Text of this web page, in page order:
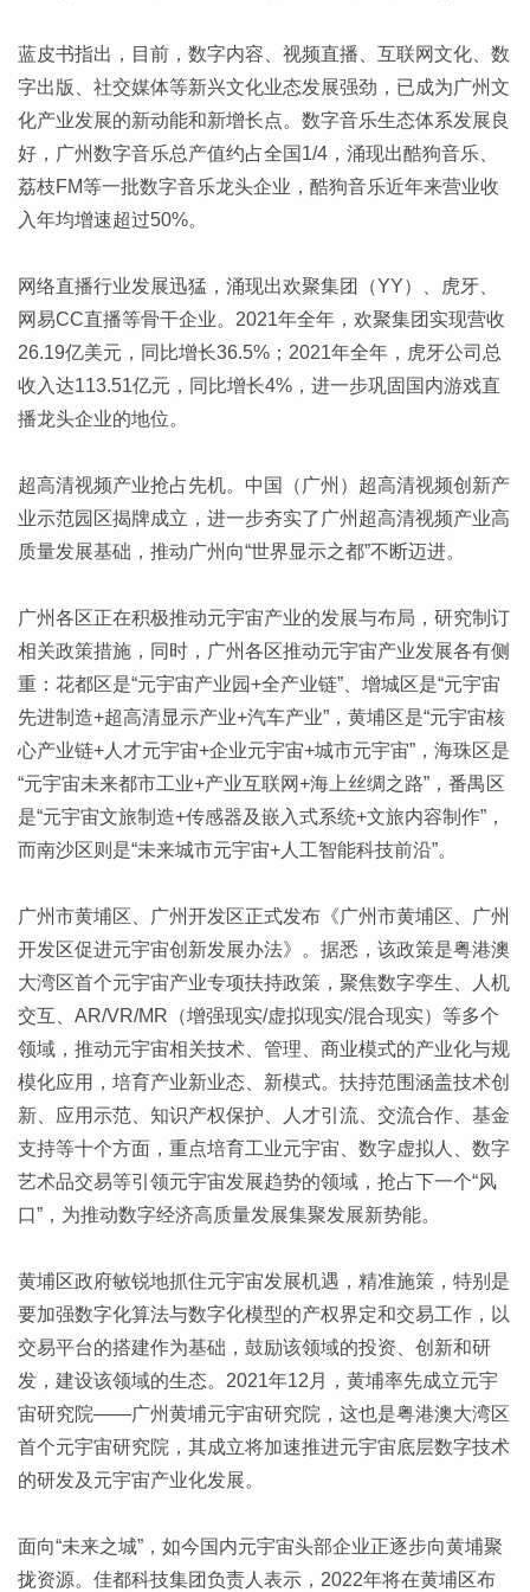
蓝皮书指出，目前，数字内容、视频直播、互联网文化、数
字出版、社交媒体等新兴文化业态发展强劲，已成为广州文
化产业发展的新动能和新增长点。数字音乐生态体系发展良
好，广州数字音乐总产值约占全国1/4，涌现出酷狗音乐、
荔枝FM等一批数字音乐龙头企业，酷狗音乐近年来营业收
入年均增速超过50%。
网络直播行业发展迅猛，涌现出欢聚集团（YY）、虎牙、
网易CC直播等骨干企业。2021年全年，欢聚集团实现营收
26.19亿美元，同比增长36.5%；2021年全年，虎牙公司总
收入达113.51亿元，同比增长4%，进一步巩固国内游戏直
播龙头企业的地位。
超高清视频产业抢占先机。中国（广州）超高清视频创新产
业示范园区揭牌成立，进一步夯实了广州超高清视频产业高
质量发展基础，推动广州向“世界显示之都”不断迈进。
广州各区正在积极推动元宇宙产业的发展与布局，研究制订
相关政策措施，同时，广州各区推动元宇宙产业发展各有侧
重：花都区是“元宇宙产业园+全产业链”、增城区是“元宇宙
先进制造+超高清显示产业+汽车产业”，黄埔区是“元宇宙核
心产业链+人才元宇宙+企业元宇宙+城市元宇宙”，海珠区是
“元宇宙未来都市工业+产业互联网+海上丝绸之路”，番禺区
是“元宇宙文旅制造+传感器及嵌入式系统+文旅内容制作”，
而南沙区则是“未来城市元宇宙+人工智能科技前沿”。
广州市黄埔区、广州开发区正式发布《广州市黄埔区、广州
开发区促进元宇宙创新发展办法》。据悉，该政策是粤港澳
大湾区首个元宇宙产业专项扶持政策，聚焦数字孪生、人机
交互、AR/VR/MR（增强现实/虚拟现实/混合现实）等多个
领域，推动元宇宙相关技术、管理、商业模式的产业化与规
模化应用，培育产业新业态、新模式。扶持范围涵盖技术创
新、应用示范、知识产权保护、人才引流、交流合作、基金
支持等十个方面，重点培育工业元宇宙、数字虚拟人、数字
艺术品交易等引领元宇宙发展趋势的领域，抢占下一个“风
口”，为推动数字经济高质量发展集聚发展新势能。
黄埔区政府敏锐地抓住元宇宙发展机遇，精准施策，特别是
要加强数字化算法与数字化模型的产权界定和交易工作，以
交易平台的搭建作为基础，鼓励该领域的投资、创新和研
发，建设该领域的生态。2021年12月，黄埔率先成立元宇
宙研究院——广州黄埔元宇宙研究院，这也是粤港澳大湾区
首个元宇宙研究院，其成立将加速推进元宇宙底层数字技术
的研发及元宇宙产业化发展。
面向“未来之城”，如今国内元宇宙头部企业正逐步向黄埔聚
拢资源。佳都科技集团负责人表示，2022年将在黄埔区布